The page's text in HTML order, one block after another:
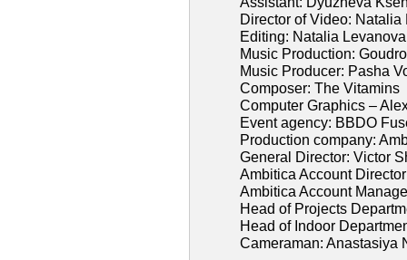
Director оf Video: Natalia
Editing: Natalia Levanova
Music Production:
Music Producer: Pasha
Composer: The Vitamins
Computer Graphics –
Event agency: BBDO
Production company:
General Director: Victor
Ambitica Account
Ambitica Account
Head of Projects
Head of Indoor
Cameraman: Anastasiya